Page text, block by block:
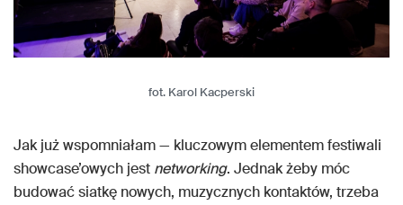
fot. Karol Kacperski
Jak już wspomniałam — kluczowym elementem festiwali
showcase’owych jest networking. Jednak żeby móc
budować siatkę nowych, muzycznych kontaktów, trzeba